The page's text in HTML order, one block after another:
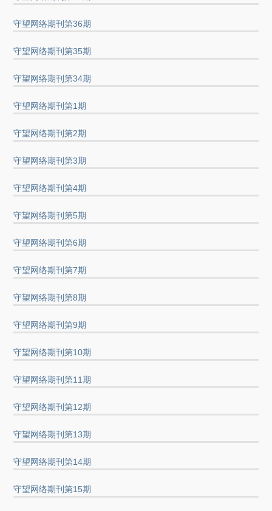
守望网络期刊第36期
守望网络期刊第35期
守望网络期刊第34期
守望网络期刊第1期
守望网络期刊第2期
守望网络期刊第3期
守望网络期刊第4期
守望网络期刊第5期
守望网络期刊第6期
守望网络期刊第7期
守望网络期刊第8期
守望网络期刊第9期
守望网络期刊第10期
守望网络期刊第11期
守望网络期刊第12期
守望网络期刊第13期
守望网络期刊第14期
守望网络期刊第15期